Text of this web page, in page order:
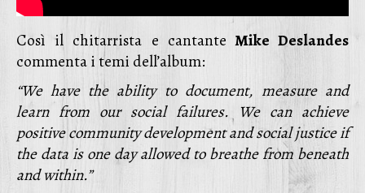
Così il chitarrista e cantante Mike Deslandes
commenta i temi dell’album:
“We have the ability to document, measure and
learn from our social failures. We can achieve
positive community development and social justice if
the data is one day allowed to breathe from beneath
and within.”